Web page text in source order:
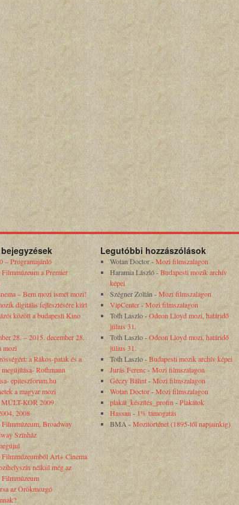
– Programajánló
a Premier
– Bem mozi ismét mozi!
digitális fejlesztésére kiírt
között a budapesti Kino
28. – 2015. december 28.
mozi
a Rákos-patak és a
Rothmann
epiteszforum.hu
a magyar mozi
KOR 2009
2008
Broadway
Színház
Art+ Cinema
nélkül még az
az Örökmozgó
Legutóbbi hozzászólások
Wotan Doctor-Mozi filmszalagon
Haramia László-Budapesti mozik archív
képei
Szégner Zoltán-Mozi filmszalagon
VipCenter-Mozi filmszalagon
Toth Laszlo-Odeon Lloyd mozi, határidő
július 31.
Toth Laszlo-Odeon Lloyd mozi, határidő
július 31.
Toth Laszlo-Budapesti mozik archív képei
Jurás Ferenc-Mozi filmszalagon
Géczy Bálint-Mozi filmszalagon
Wotan Doctor-Mozi filmszalagon
plakát_készítés_profin -Plakátok
Hassan - 1% támogatás
BMA-Mozitörténet (1895-től napjainkig)